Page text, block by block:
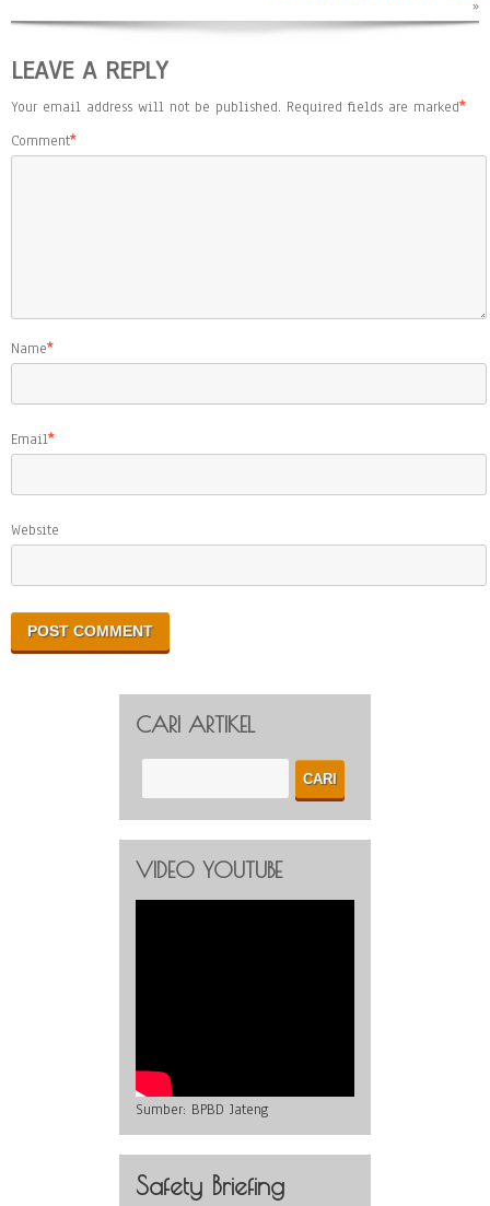
»
LEAVE A REPLY
Your email address will not be published. Required fields are marked*
Comment*
Name*
Email*
Website
CARI ARTIKEL
VIDEO YOUTUBE
Sumber: BPBD Jateng
Safety Briefing